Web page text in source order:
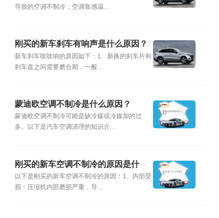
导致的空调不制冷；空调靠感温...
刚买的新车刹车有响声是什么原因？
新车刹车吱吱响的原因如下：1、新换的刹车片和
刹车盘之间需要磨合期，一般...
蒙迪欧空调不制冷是什么原因？
蒙迪欧空调不制冷可能是缺冷媒或冷媒加的过
多。以下是汽车空调清理的知识介...
刚买的新车空调不制冷的原因是什
么？
以下是刚买的新车空调不制冷的原因：1、内部受
损：压缩机内部磨损严重，导...